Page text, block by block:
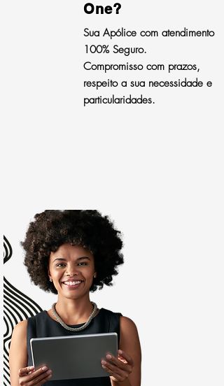
Sua Apólice com atendimento
100% Seguro.
Compromisso com prazos,
respeito a sua necessidade e
particularidades.
One?